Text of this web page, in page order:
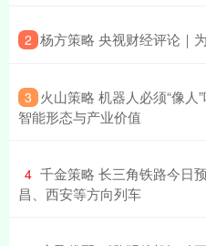
2 杨方策略 央视财经评论｜
3 火山策略 机器人必须“像
智能形态与产业价值
4 千金策略 长三角铁路今日
昌、西安等方向列车